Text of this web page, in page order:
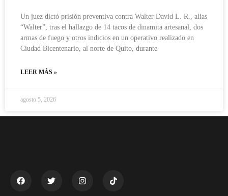
Un juez dictó prisión preventiva contra Walter David L. R., alias
“Walter”, tras el hallazgo de 14 tacos de dinamita artesanal, dos
armas de fuego y otros indicios en un operativo realizado en
Ciudad Bicentenario, al norte de Quito, durante
LEER MÁS »
agosto 5, 2026